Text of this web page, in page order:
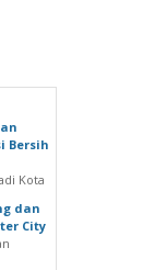
Bersih
Kota
dan
City